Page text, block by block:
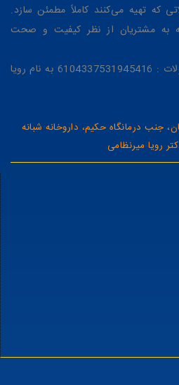
که تهیه می‌کنند کاملاً مطمئن سازد.
به مشتریان از نظر کیفیت و صحت
شماره کارت جهت خرید محصولات : 6104337531945416 به نام رویا
جنب درمانگاه حکیم، داروخانه شبانه
رویا میرنظامی